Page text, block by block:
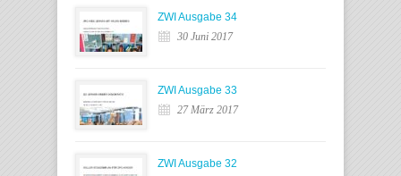
ZWI Ausgabe 34
30 Juni 2017
ZWI Ausgabe 33
27 März 2017
ZWI Ausgabe 32